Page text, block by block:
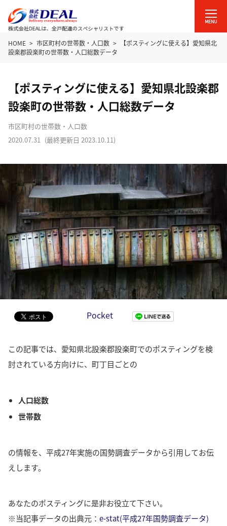
HOME 市区町村の世帯数・人口数
【ポスティングに使える】愛知県北
設楽郡設楽町の世帯数・人口総数データ
【ポスティングに使える】愛知県北設楽郡
設楽町の世帯数・人口総数データ
市区町村の世帯数・人口数
2020.07.31 (最終更新日 2023.10.11)
Pocket
この記事では、愛知県北設楽郡設楽町でのポスティングを検
討されている方向けに、町丁目ごとの
人口総数
世帯数
の情報を、平成27年実施の国勢調査データから引用してお伝
えします。
あなたのポスティングに是非お役立て下さい。
※当記事データの出典元： e-stat(平成27年国勢調査データ)